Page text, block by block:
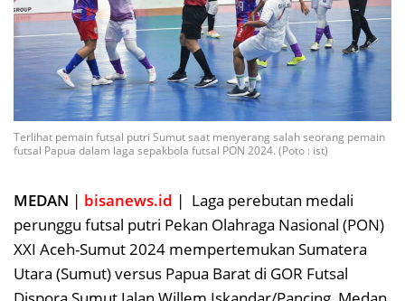
Terlihat pemain futsal putri Sumut saat menyerang salah seorang pemain
futsal Papua dalam laga sepakbola futsal PON 2024. (Poto : ist)
MEDAN | bisanews.id | Laga perebutan medali
perunggu futsal putri Pekan Olahraga Nasional (PON)
XXI Aceh-Sumut 2024 mempertemukan Sumatera
Utara (Sumut) versus Papua Barat di GOR Futsal